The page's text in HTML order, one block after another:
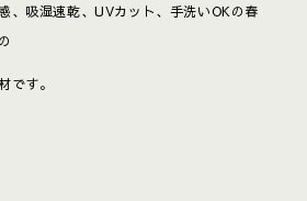
、吸湿速乾、UVカット、手洗いOKの春
です。